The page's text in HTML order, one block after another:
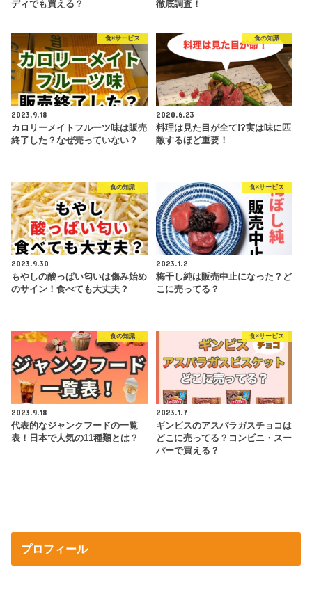
ディでも買える？ 徹底調査！
食×サービス
2023.9.18
カロリーメイトフルーツ味は販売
終了した？なぜ売っていない？
食の知識
2020.6.23
料理は見た目が全て!?実は味に匹
敵するほど重要！
食の知識
2023.9.30
もやしの酸っぱい匂いは傷み始め
のサイン！食べても大丈夫？
食×サービス
2023.1.2
梅干し純は販売中止になった？ど
こに売ってる？
食の知識
2023.9.18
代表的なジャンクフードの一覧
表！日本で人気の11種類とは？
食×サービス
2023.1.7
ギンビスのアスパラガスチョコは
どこに売ってる？コンビニ・スー
パーで買える？
プロフィール